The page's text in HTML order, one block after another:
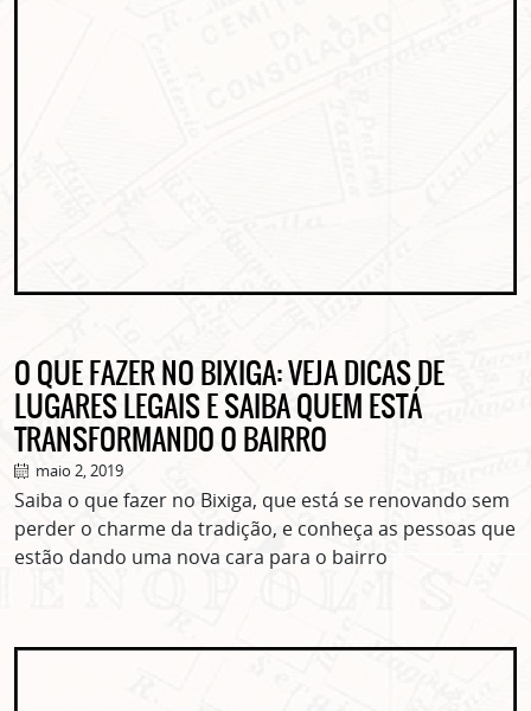
O QUE FAZER NO BIXIGA: VEJA DICAS DE
LUGARES LEGAIS E SAIBA QUEM ESTÁ
TRANSFORMANDO O BAIRRO
maio 2, 2019
Saiba o que fazer no Bixiga, que está se renovando sem
perder o charme da tradição, e conheça as pessoas que
estão dando uma nova cara para o bairro